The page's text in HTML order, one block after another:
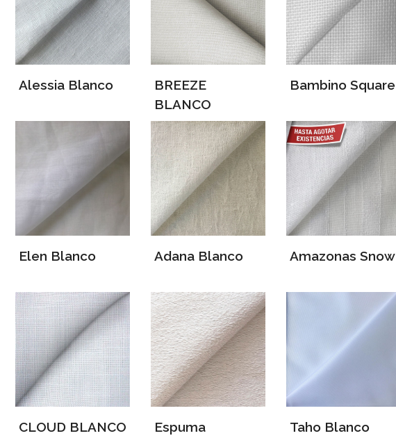
Alessia Blanco
BREEZE
BLANCO
Bambino Square
Elen Blanco Adana Blanco Amazonas Snow
CLOUD BLANCO
Espuma
Taho Blanco